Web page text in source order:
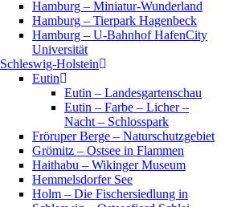
Hamburg – Miniatur-Wunderland
Hamburg – Tierpark Hagenbeck
Hamburg – U-Bahnhof HafenCity
Universität
Schleswig-Holstein
Eutin
Eutin – Landesgartenschau
Eutin – Farbe – Licher –
Nacht – Schlosspark
Fröruper Berge – Naturschutzgebiet
Grömitz – Ostsee in Flammen
Haithabu – Wikinger Museum
Hemmelsdorfer See
Holm – Die Fischersiedlung in